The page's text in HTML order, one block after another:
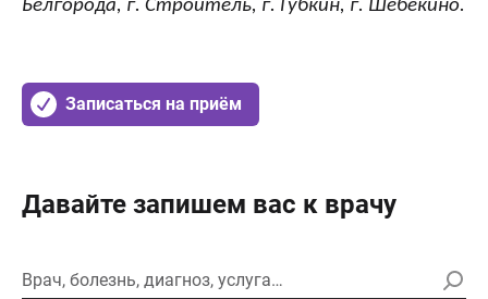
Белгорода, г. Строитель, г. Губкин, г. Шебекино.
Записаться на приём
Давайте запишем вас к врачу
Врач, болезнь, диагноз, услуга…